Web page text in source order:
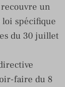
un
loi spécifique
du 30 juillet
faire du 8